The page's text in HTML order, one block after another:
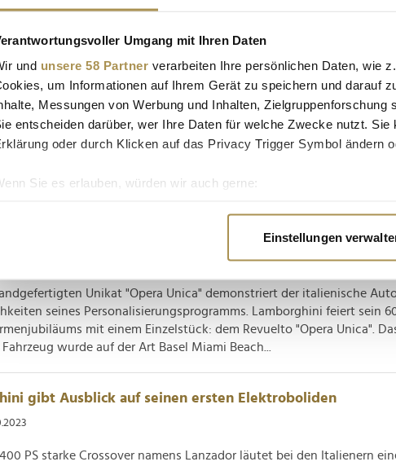
Umgang mit Ihren Daten
und unsere 58 Partner verarbeiten Ihre persönlichen Daten, wie
um Informationen auf Ihrem Gerät zu speichern und darauf
Messungen von Werbung und Inhalten,
entscheiden darüber, wer Ihre Daten für welche Zwecke nutzt.
oder durch Klicken auf das Privacy Trigger Symbol ändern
Sie es erlauben, würden wir auch gerne:
Erfahren Sie mehr darüber, wie Ihre persönlichen Daten verarbeitet
verwenden Cookies, um Inhalte und Anzeigen zu personalisieren,
die Zugriffe auf unsere Website zu analysieren. Außerdem geben
an unsere Partner für soziale Medien, Werbung und
Einstellungen
April hatte es Stephan Winkelmann, Vorstandsvorsitzender und
Lamborghini, im Rahmen der...
fährt Rekorde ein und kündigt neue Modelle an
der italienischen Sportwagenmarke zeigt, kennt Luxus
einem Auslieferungsrekord und einer beeindruckenden
Umsatz eine neue Bestmarke erreicht. 2024 kommen zwei neue
Sieht man sich den Bericht...
feiert 60. Geburtstag mit Einzelstück des Revuelto
Unikat "Opera Unica" demonstriert der italienische
seines Personalisierungsprogramms. Lamborghini feiert sein
mit einem Einzelstück: dem Revuelto "Opera Unica".
wurde auf der Art Basel Miami Beach...
gibt Ausblick auf seinen ersten Elektroboliden
PS starke Crossover namens Lanzador läutet bei den Italienern